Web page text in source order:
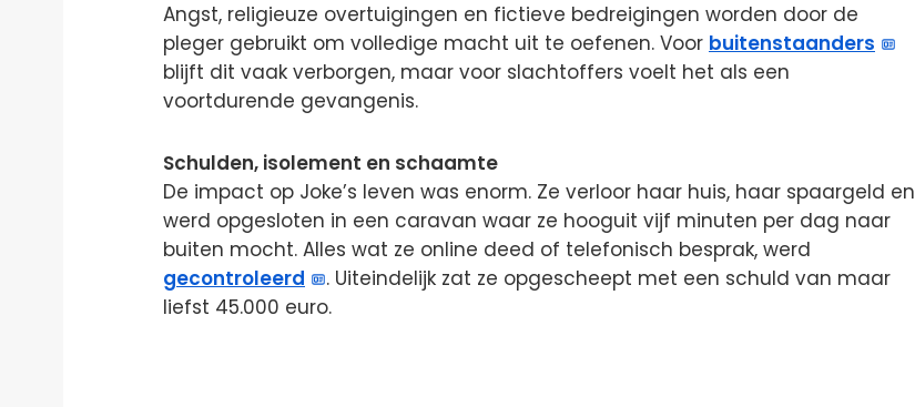
Angst, religieuze overtuigingen en fictieve bedreigingen worden door de
pleger gebruikt om volledige macht uit te oefenen. Voor buitenstaanders
blijft dit vaak verborgen, maar voor slachtoffers voelt het als een
voortdurende gevangenis.
Schulden, isolement en schaamte
De impact op Joke’s leven was enorm. Ze verloor haar huis, haar spaargeld en
werd opgesloten in een caravan waar ze hooguit vijf minuten per dag naar
buiten mocht. Alles wat ze online deed of telefonisch besprak, werd
gecontroleerd
. Uiteindelijk zat ze opgescheept met een schuld van maar
liefst 45.000 euro.